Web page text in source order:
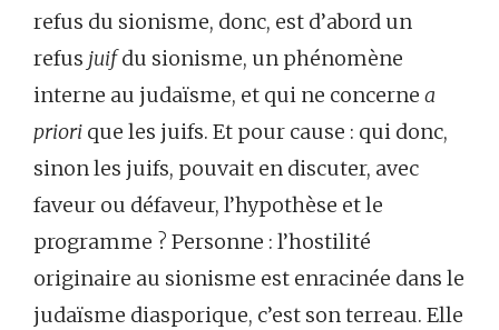
refus du sionisme, donc, est d’abord un
refus juifdu sionisme, un phénomène
interne au judaïsme, et qui ne concerne a
priori que les juifs. Et pour cause : qui donc,
sinon les juifs, pouvait en discuter, avec
faveur ou défaveur, l’hypothèse et le
programme ? Personne : l’hostilité
originaire au sionisme est enracinée dans le
judaïsme diasporique, c’est son terreau. Elle